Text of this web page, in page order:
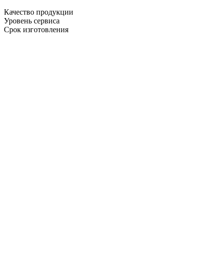
Качество продукции
Уровень сервиса
Срок изготовления